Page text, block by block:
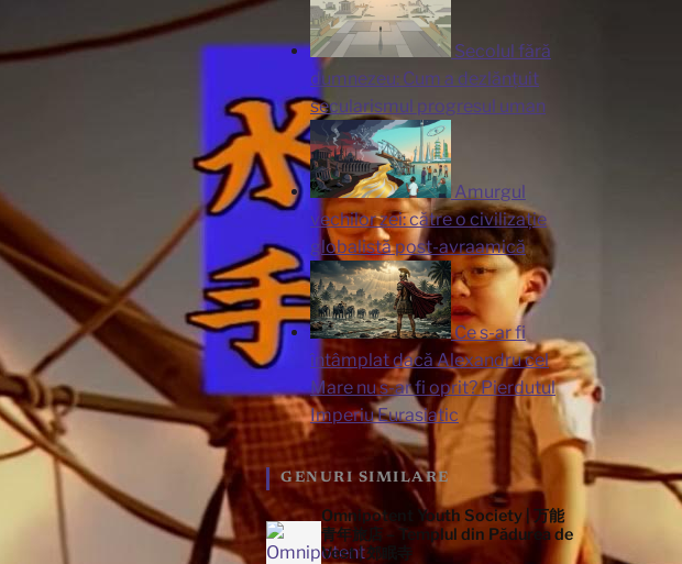
Secolul fără
dumnezeu: Cum a dezlănțuit
secularismul progresul uman
Amurgul
vechilor zei: către o civilizație
globalistă post-avraamică
Ce s-ar fi
întâmplat dacă Alexandru cel
Mare nu s-ar fi oprit? Pierdutul
Imperiu Eurasiatic
GENURI SIMILARE
Omnipotent Youth Society | 万能
青年旅店 – Templul din Pădurea de
Vest | 郊眠寺